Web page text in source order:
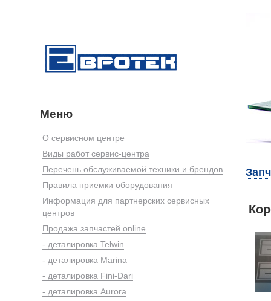
Меню
О сервисном центре
Виды работ сервис-центра
Перечень обслуживаемой техники и брендов
Правила приемки оборудования
Информация для партнерских сервисных
центров
Продажа запчастей online
- деталировка Telwin
- деталировка Marina
- деталировка Fini-Dari
- деталировка Aurora